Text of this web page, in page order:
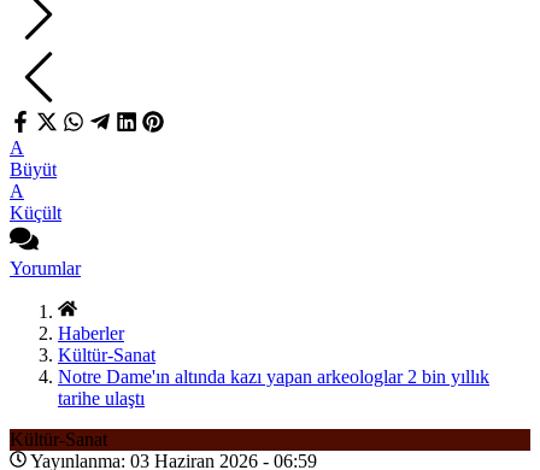
A
Büyüt
A
Küçült
Yorumlar
Haberler
Kültür-Sanat
Notre Dame'ın altında kazı yapan arkeologlar 2 bin yıllık
tarihe ulaştı
Kültür-Sanat
Yayınlanma: 03 Haziran 2026 - 06:59